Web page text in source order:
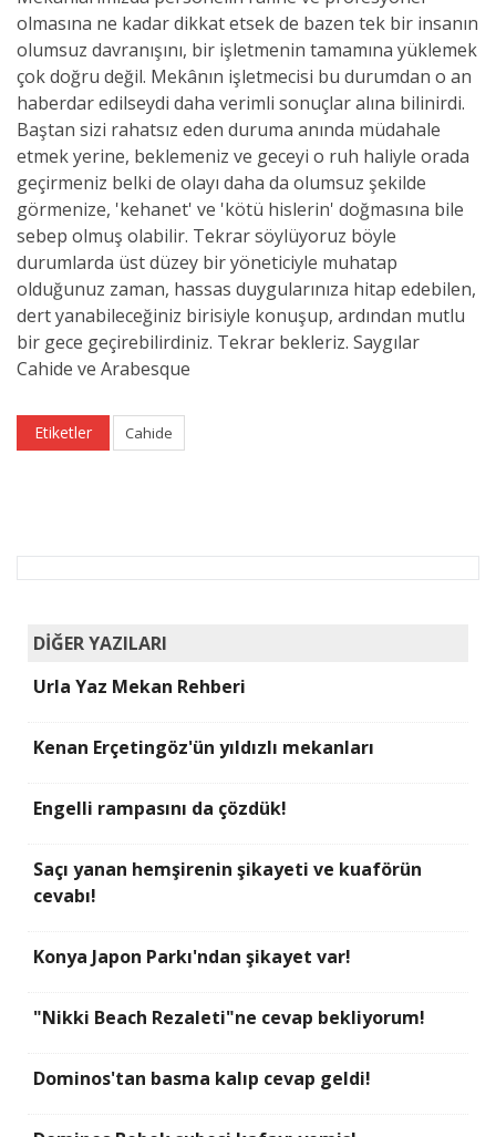
olmasına ne kadar dikkat etsek de bazen tek bir insanın
olumsuz davranışını, bir işletmenin tamamına yüklemek
çok doğru değil. Mekânın işletmecisi bu durumdan o an
haberdar edilseydi daha verimli sonuçlar alına bilinirdi.
Baştan sizi rahatsız eden duruma anında müdahale
etmek yerine, beklemeniz ve geceyi o ruh haliyle orada
geçirmeniz belki de olayı daha da olumsuz şekilde
görmenize, 'kehanet' ve 'kötü hislerin' doğmasına bile
sebep olmuş olabilir. Tekrar söylüyoruz böyle
durumlarda üst düzey bir yöneticiyle muhatap
olduğunuz zaman, hassas duygularınıza hitap edebilen,
dert yanabileceğiniz birisiyle konuşup, ardından mutlu
bir gece geçirebilirdiniz. Tekrar bekleriz. Saygılar
Cahide ve Arabesque
Etiketler Cahide
DİĞER YAZILARI
Urla Yaz Mekan Rehberi
Kenan Erçetingöz'ün yıldızlı mekanları
Engelli rampasını da çözdük!
Saçı yanan hemşirenin şikayeti ve kuaförün
cevabı!
Konya Japon Parkı'ndan şikayet var!
"Nikki Beach Rezaleti"ne cevap bekliyorum!
Dominos'tan basma kalıp cevap geldi!